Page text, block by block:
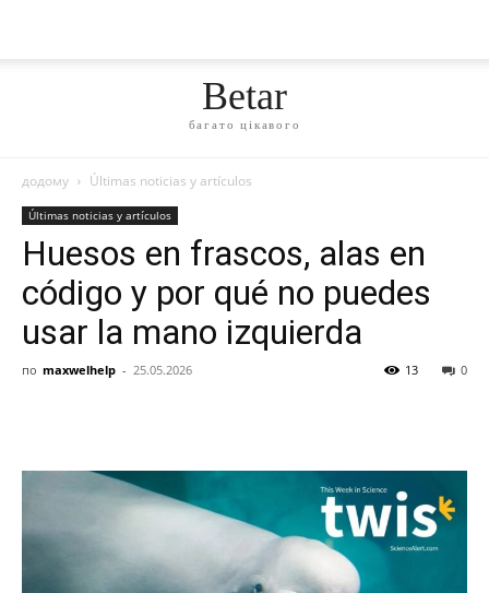
Betar
багато цікавого
додому Últimas noticias y artículos
Últimas noticias y artículos
Huesos en frascos, alas en
código y por qué no puedes
usar la mano izquierda
по maxwelhelp - 25.05.2026 0
13